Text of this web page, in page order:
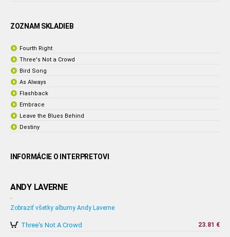
ZOZNAM SKLADIEB
Fourth Right
Three's Not a Crowd
Bird Song
As Always
Flashback
Embrace
Leave the Blues Behind
Destiny
INFORMÁCIE O INTERPRETOVI
ANDY LAVERNE
-
Zobraziť všetky albumy Andy Laverne
Three's Not A Crowd 23.81 €